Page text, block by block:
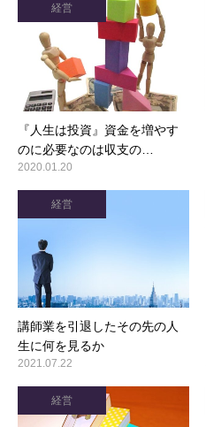
『人生は投資』資金を増やす
のに必要なのは収支の…
2020.01.20
経営
講師業を引退したその先の人
生に何を見るか
2021.07.22
経営
経営